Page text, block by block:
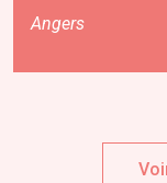
Angers